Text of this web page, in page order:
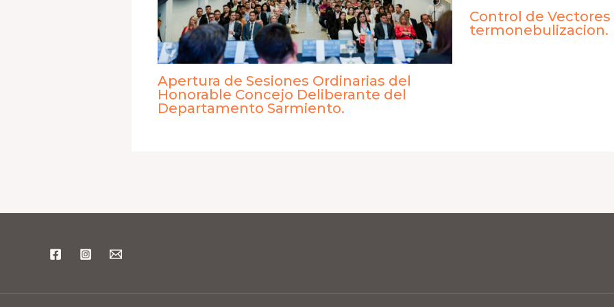
Apertura de Sesiones Ordinarias del
Honorable Concejo Deliberante del
Departamento Sarmiento.
Control de Vectores
termonebulizacion.